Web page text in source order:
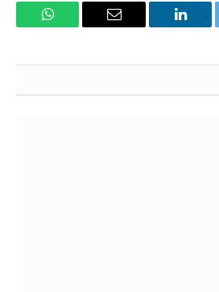
لينكدإن
البريد
واتساب